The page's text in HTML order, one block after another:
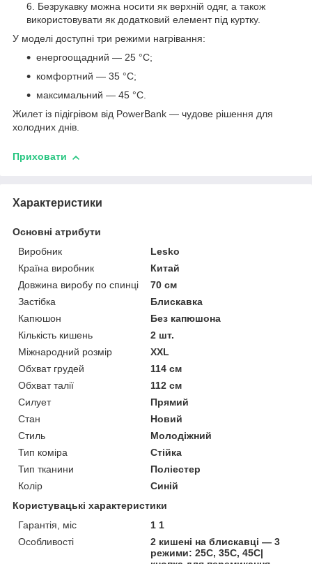
Безрукавку можна носити як верхній одяг, а також
використовувати як додатковий елемент під куртку.
У моделі доступні три режими нагрівання:
енергоощадний — 25 °C;
комфортний — 35 °C;
максимальний — 45 °C.
Жилет із підігрівом від PowerBank — чудове рішення для
холодних днів.
Приховати
Характеристики
Основні атрибути
Виробник
Lesko
Країна виробник
Китай
Довжина виробу по спинці
70 см
Застібка
Блискавка
Капюшон
Без капюшона
Кількість кишень
2 шт.
Міжнародний розмір
XXL
Обхват грудей
114 см
Обхват талії
112 см
Силует
Прямий
Стан
Новий
Стиль
Молодіжний
Тип коміра
Стійка
Тип тканини
Поліестер
Колір
Синій
Користувацькi характеристики
Гарантія, міс
1 1
Особливості
2 кишені на блискавці — 3
режими: 25С, 35С, 45С|